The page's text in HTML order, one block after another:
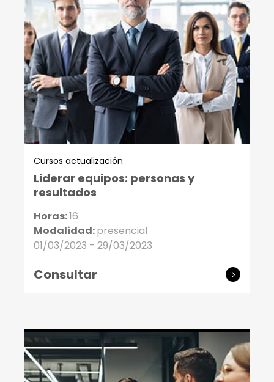
Cursos actualización
Liderar equipos: personas y
resultados
Horas:16
Modalidad:presencial
01/03/2023 - 29/03/2023
Consultar